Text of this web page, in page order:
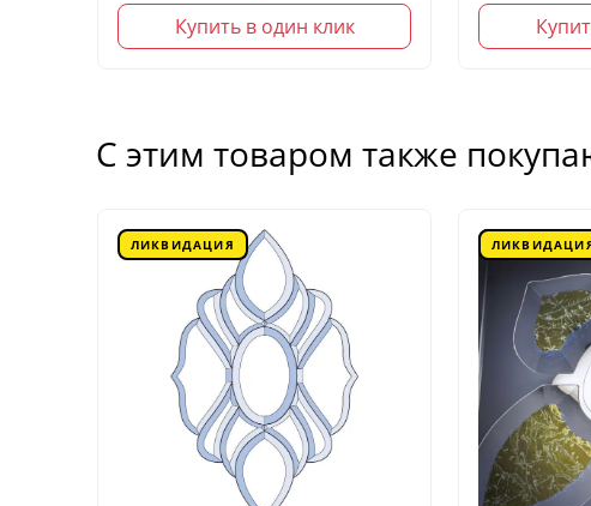
Купить в один клик
С этим товаром также
ЛИКВИДАЦИЯ